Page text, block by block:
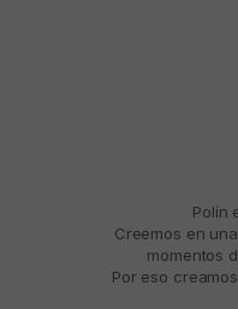
Polín
Creemos en
momentos
Por eso